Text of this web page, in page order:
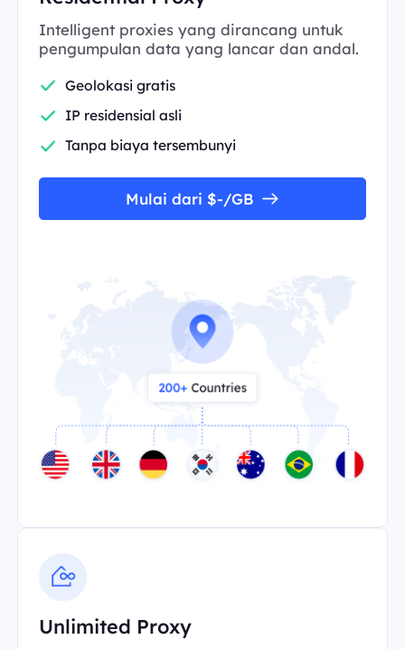
Intelligent proxies yang dirancang untuk
pengumpulan data yang lancar dan andal.
Geolokasi gratis
IP residensial asli
Tanpa biaya tersembunyi
Mulai dari $-/GB
Unlimited Proxy